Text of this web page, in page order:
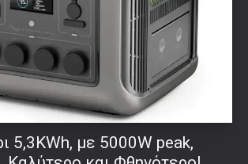
5,3KWh, με 5000W peak,